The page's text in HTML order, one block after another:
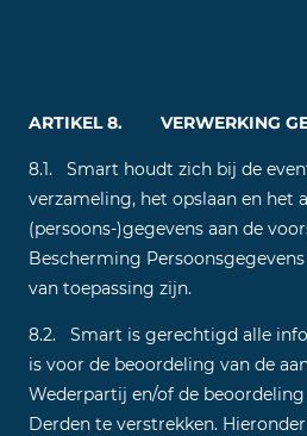
ARTIKEL 8. VERWERKING
8.1. Smart houdt zich bij de
verzameling, het opslaan en het
(persoons-)gegevens aan de
Bescherming
van toepassing zijn.
8.2. Smart is gerechtigd alle
is voor de beoordeling van de
Wederpartij en/of de beoordeling
Derden te verstrekken.